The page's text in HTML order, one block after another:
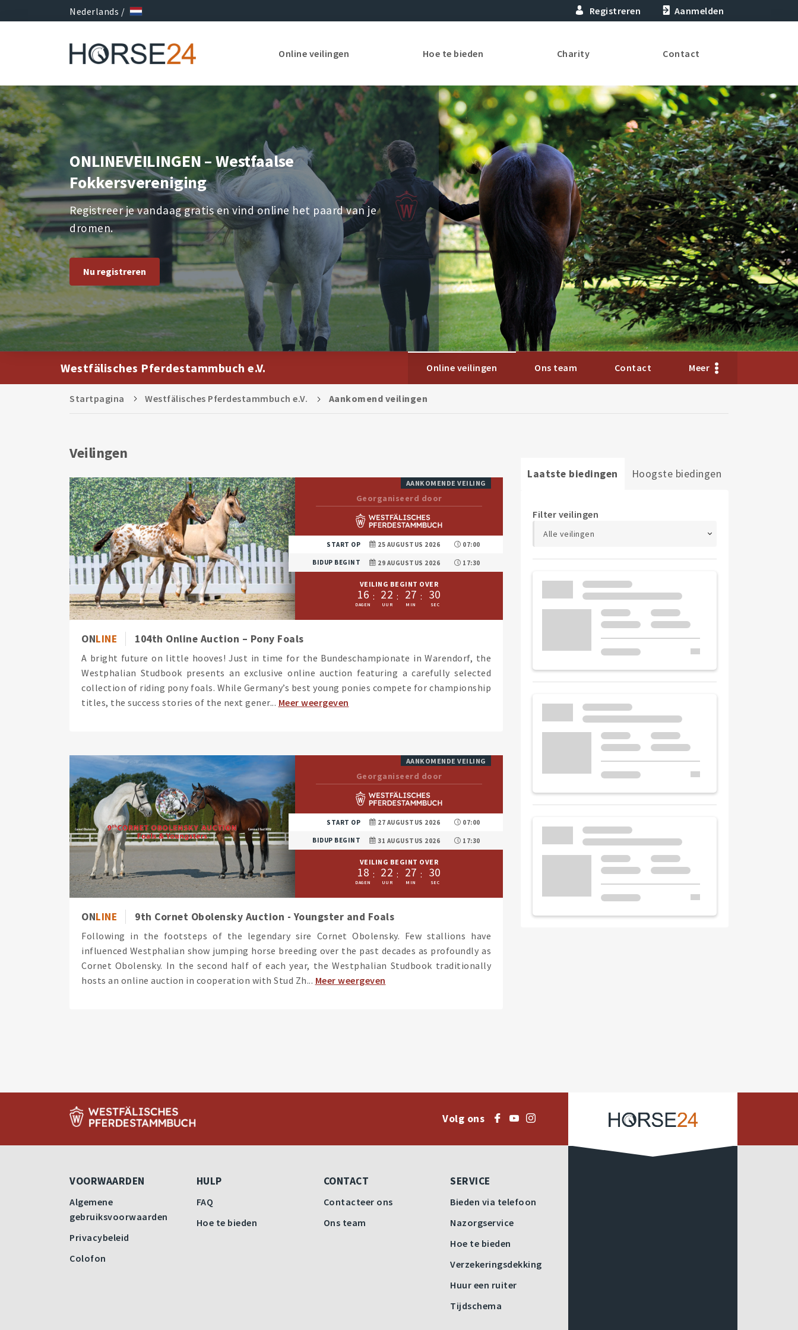
Nederlands / Registreren Aanmelden
Online veilingen Hoe te bieden Charity Contact
ONLINEVEILINGEN – Westfaalse
Fokkersvereniging
Registreer je vandaag gratis en vind online het paard van je
dromen.
Nu registreren
Westfälisches Pferdestammbuch e.V. Online veilingen Ons team Contact Meer
Startpagina Westfälisches Pferdestammbuch e.V. Aankomend veilingen
Veilingen
AANKOMENDE VEILING
Georganiseerd door
START OP 25 AUGUSTUS 2026 07:00
BIDUP BEGINT 29 AUGUSTUS 2026 17:30
VEILING BEGINT OVER
16 22 27 29
ONLINE 104th Online Auction – Pony Foals
A bright future on little hooves! Just in time for the Bundeschampionate in Warendorf, the
Westphalian Studbook presents an exclusive online auction featuring a carefully selected
collection of riding pony foals. While Germany’s best young ponies compete for championship
titles, the success stories of the next gener... Meer weergeven
AANKOMENDE VEILING
Georganiseerd door
START OP 27 AUGUSTUS 2026 07:00
BIDUP BEGINT 31 AUGUSTUS 2026 17:30
VEILING BEGINT OVER
18 22 27 29
ONLINE 9th Cornet Obolensky Auction - Youngster and Foals
Following in the footsteps of the legendary sire Cornet Obolensky. Few stallions have
influenced Westphalian show jumping horse breeding over the past decades as profoundly as
Cornet Obolensky. In the second half of each year, the Westphalian Studbook traditionally
hosts an online auction in cooperation with Stud Zh... Meer weergeven
Laatste biedingen Hoogste biedingen
Alle veilingen
Filter veilingen
Volg ons
VOORWAARDEN
Algemene
gebruiksvoorwaarden
Privacybeleid
Colofon
HULP
FAQ
Hoe te bieden
CONTACT
Contacteer ons
Ons team
SERVICE
Bieden via telefoon
Nazorgservice
Hoe te bieden
Verzekeringsdekking
Huur een ruiter
Tijdschema